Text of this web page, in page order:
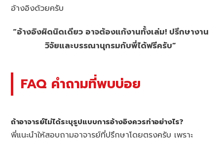
อ้างอิงด้วยครับ
“อ้างอิงผิดนิดเดียว อาจต้องแก้งานทั้งเล่ม! ปรึกษางาน
วิจัยและบรรณานุกรมกับพี่ได้ฟรีครับ”
FAQ คำถามที่พบบ่อย
ถ้าอาจารย์ไม่ได้ระบุรูปแบบการอ้างอิงควรทำอย่างไร?
พี่แนะนำให้สอบถามอาจารย์ที่ปรึกษาโดยตรงครับ เพราะ